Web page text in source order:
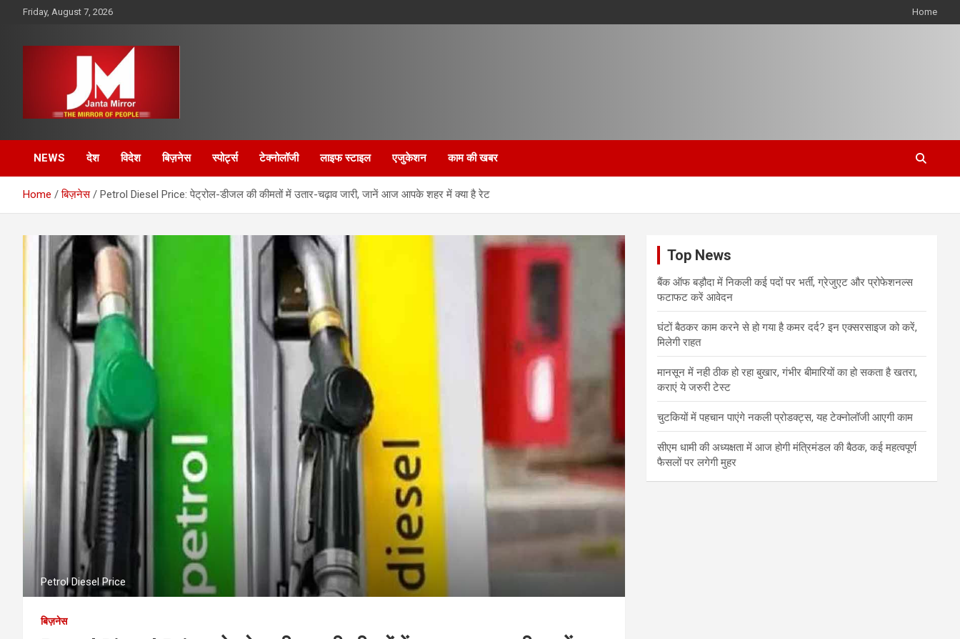
Friday, August 7, 2026 Home
Janta Mirror
NEWS देश विदेश बिज़नेस स्पोर्ट्स टेक्नोलॉजी लाइफ स्टाइल एजुकेशन काम की खबर
Home बिज़नेस Petrol Diesel Price: पेट्रोल-डीजल की कीमतों में उतार-चढ़ाव जारी, जानें आज आपके शहर में क्या है रेट
Petrol Diesel Price
बिज़नेस
Top News
बैंक ऑफ बड़ौदा में निकली कई पदों पर भर्ती, ग्रेजुएट और प्रोफेशनल्स
फटाफट करें आवेदन
घंटों बैठकर काम करने से हो गया है कमर दर्द? इन एक्सरसाइज को करें,
मिलेगी राहत
मानसून में नही ठीक हो रहा बुखार, गंभीर बीमारियों का हो सकता है खतरा,
कराएं ये जरुरी टेस्ट
चुटकियों में पहचान पाएंगे नकली प्रोडक्ट्स, यह टेक्नोलॉजी आएगी काम
सीएम धामी की अध्यक्षता में आज होगी मंत्रिमंडल की बैठक, कई महत्वपूर्ण
फैसलों पर लगेगी मुहर